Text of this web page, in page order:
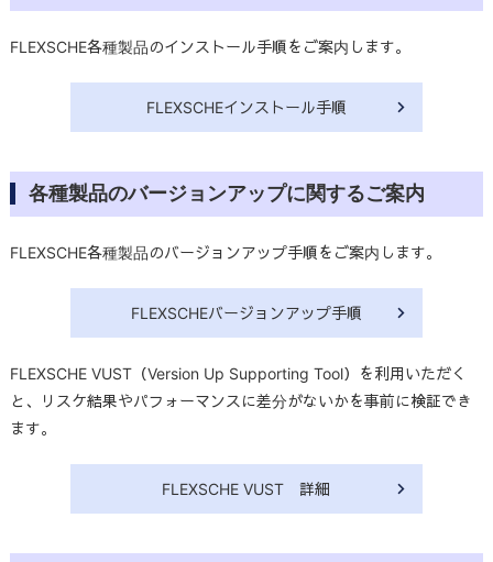
FLEXSCHE各種製品のインストール手順をご案内します。
FLEXSCHEインストール手順
各種製品のバージョンアップに関するご案内
FLEXSCHE各種製品のバージョンアップ手順をご案内します。
FLEXSCHEバージョンアップ手順
FLEXSCHE VUST（Version Up Supporting Tool）を利用いただく
と、リスケ結果やパフォーマンスに差分がないかを事前に検証でき
ます。
FLEXSCHE VUST 詳細